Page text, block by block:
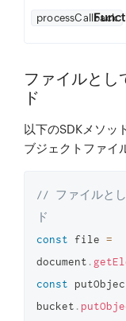
processCallback
ファイルとし
ド
以下のSDKメソッ
ブジェクトファイ
// ファイルとし
ド
const file =
document .
const
bucket .